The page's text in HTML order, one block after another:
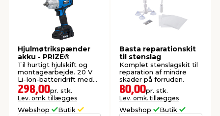
Hjulmøtrikspænder
akku - PRIZE®
Til hurtigt hjulskift og
montagearbejde. 20 V
Li-Ion-batteridrift med
høj ydeevne.
298,00pr. stk.
Lev. omk. tillægges
Webshop Butik
Basta reparationskit
til stenslag
Komplet stenslagskit til
reparation af mindre
skader på forruden.
80,00pr. stk.
Lev. omk. tillægges
Webshop Butik